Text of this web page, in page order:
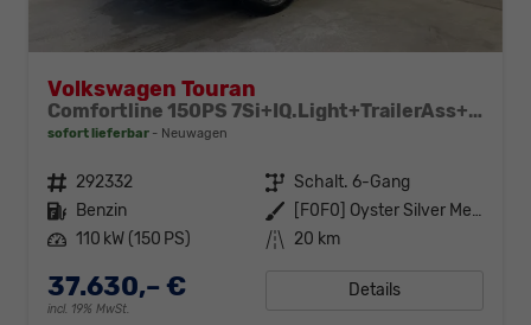
Volkswagen Touran
Comfortline 150PS 7Si+IQ.Light+TrailerAss+Cam+Navi+Kamera+Alarm+Kessy+App-Connect
sofort lieferbar Neuwagen
Fahrzeugnr. 292332 Getriebe Schalt. 6-Gang
Kraftstoff Benzin Außenfarbe
[F0F0] Oyster Silver Metallic
Leistung 110 kW (150 PS) Kilometerstand 20 km
37.630,– €
incl. 19% MwSt.
Details